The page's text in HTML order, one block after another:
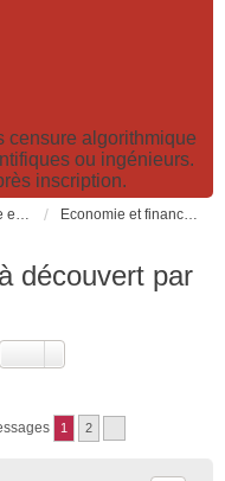
censure algorithmique
ou ingénieurs.
inscription.
Argent, économie et finance. Alimentation et agriculture. Développement durable, pollution de l'air et catastrophes. Gestion des déchets. Economie et finance, durabilité, croissance, PIB, fiscalités écologiques
découvert par
1 2